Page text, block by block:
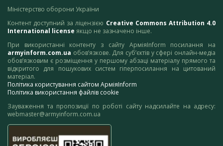
Міністерство оборони України
Контент доступний за ліцензією Creative Commons Attribution 4.0
International license якщо не зазначено інше.
При використанні контенту з сайту АрміяInform посилання на
armyinform.com.ua обов’язкове. Для суб’єктів у сфері онлайн-медіа
обов’язковим є розміщення у першому абзаці матеріалу прямого та
відкритого для пошукових систем гіперпосилання на цитований
матеріал.
Політика користування сайтом АрміяInform
Політика використання файлів cookie
Зауваження та пропозиції по роботі сайту надсилайте на адресу:
webmaster@armyinform.com.ua